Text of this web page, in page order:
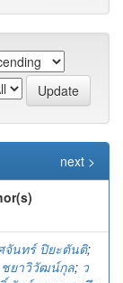
next >
จันทร์ ปิยะตันติ;
ยาวิวัฒน์กุล; ว